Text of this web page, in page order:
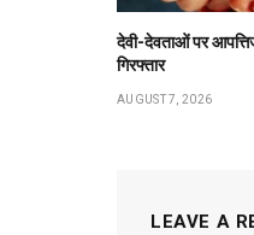
देवी-देवताओं पर
गिरफ्तार
AUGUST 7, 2026
LEAVE A